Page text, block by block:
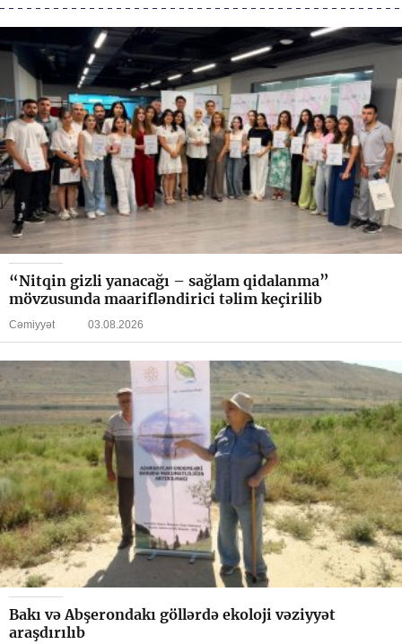
“Nitqin gizli yanacağı – sağlam qidalanma”
mövzusunda maarifləndirici təlim keçirilib
Cəmiyyət 03.08.2026
Bakı və Abşerondakı göllərdə ekoloji vəziyyət
araşdırılıb